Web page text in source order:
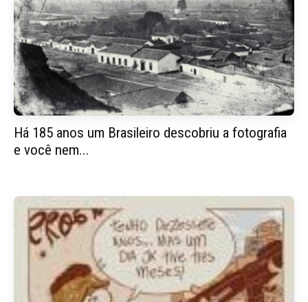
Há 185 anos um Brasileiro descobriu a fotografia
e você nem...